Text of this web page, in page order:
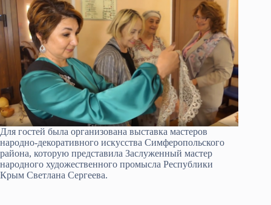
Для гостей была организована выставка мастеров
народно-декоративного искусства Симферопольского
района, которую представила Заслуженный мастер
народного художественного промысла Республики
Крым Светлана Сергеева.